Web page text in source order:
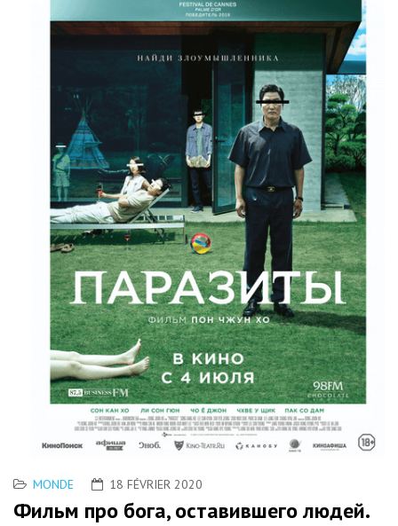
MONDE 18 FÉVRIER 2020
Фильм про бога, оставившего людей.